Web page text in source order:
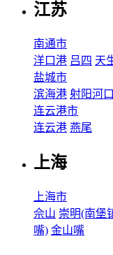
江苏
南通市
洋口港 吕四 天
盐城市
滨海港 射阳河口
连云港市
连云港 燕尾
上海
上海市
佘山 崇明(南堡
嘴) 金山嘴